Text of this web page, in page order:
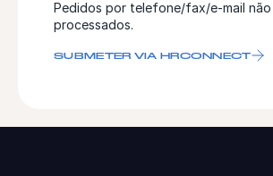
Pedidos por telefone/fax/e-mail não
processados.
SUBMETER VIA HRCONNECT